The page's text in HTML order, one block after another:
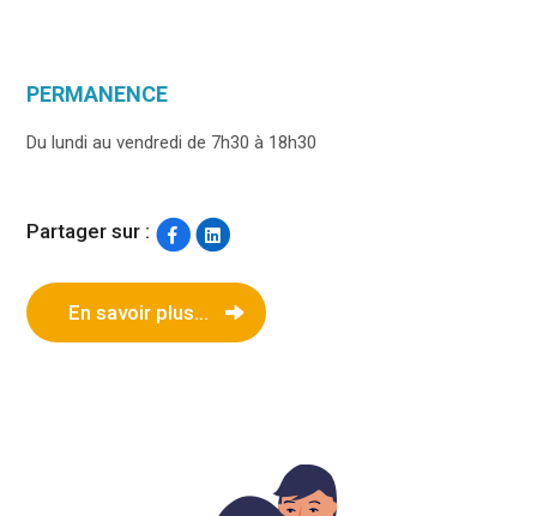
PERMANENCE
Du lundi au vendredi de 7h30 à 18h30
Partager sur :
En savoir plus...